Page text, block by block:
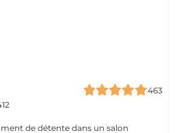
463
de détente dans un salon